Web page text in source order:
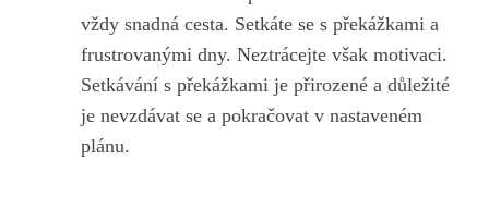
vždy snadná cesta. Setkáte se s překážkami ⁣a
frustrovanými dny. Neztrácejte⁢ však motivaci.
Setkávání ‌s překážkami je přirozené a důležité
je nevzdávat se a pokračovat v nastaveném
plánu.